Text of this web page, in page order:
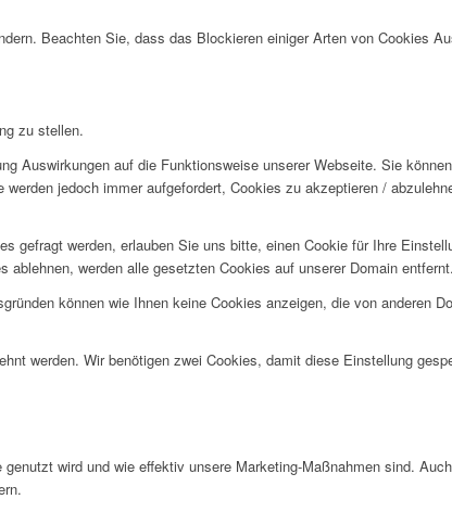
Beachten Sie, dass das Blockieren einiger Arten von Cookies
zu stellen.
Auswirkungen auf die Funktionsweise unserer Webseite. Sie
jedoch immer aufgefordert, Cookies zu akzeptieren /
werden, erlauben Sie uns bitte, einen Cookie für Ihre
werden alle gesetzten Cookies auf unserer Domain entfernt.
können wie Ihnen keine Cookies anzeigen, die von anderen
werden. Wir benötigen zwei Cookies, damit diese Einstellung
wird und wie effektiv unsere Marketing-Maßnahmen sind.